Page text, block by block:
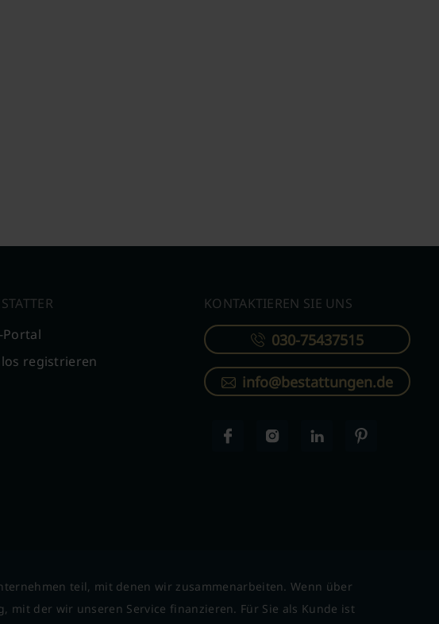
Portal
registrieren
KONTAKTIEREN SIE UNS
030-75437515
info@bestattungen.de
teil, mit denen wir zusammenarbeiten. Wenn über
der wir unseren Service finanzieren. Für Sie als Kunde ist